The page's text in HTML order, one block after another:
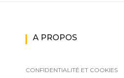
A PROPOS
CONFIDENTIALITÉ ET COOKIES